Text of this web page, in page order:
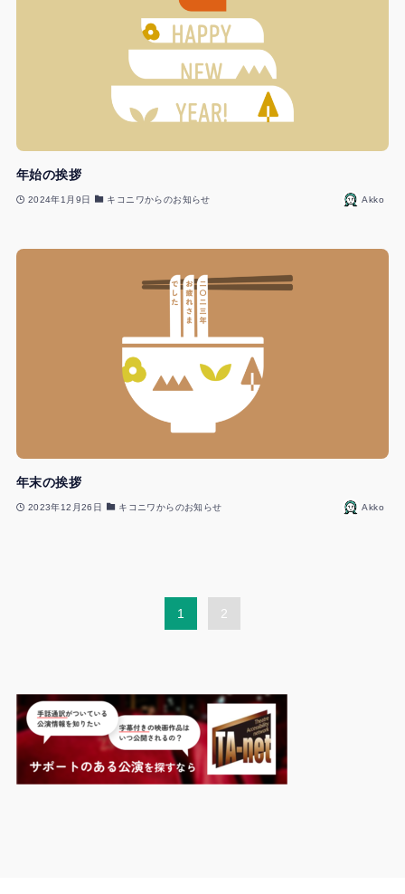
年始の挨拶
2024年1月9日 キコニワからのお知らせ Akko
年末の挨拶
2023年12月26日 キコニワからのお知らせ Akko
1 2